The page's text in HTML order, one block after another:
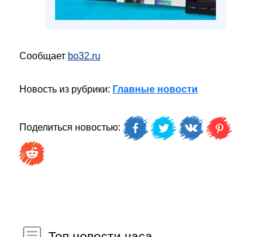
Сообщает bo32.ru
Новость из рубрики: Главные новости
Поделиться новостью: